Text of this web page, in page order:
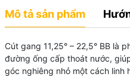
Mô tả sản phẩm
Cút gang 11,25° – 22,5° BB là
đường ống cấp thoát nước,
góc nghiêng nhỏ một cách linh